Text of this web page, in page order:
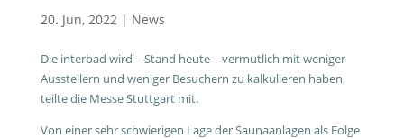
20. Jun, 2022| News
Die interbad wird – Stand heute – vermutlich mit weniger
Ausstellern und weniger Besuchern zu kalkulieren haben,
teilte die Messe Stuttgart mit.
Von einer sehr schwierigen Lage der Saunaanlagen als Folge